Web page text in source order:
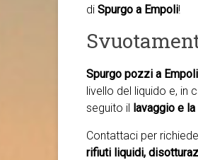
di Spurgo a Empoli!
Spurgo pozzi a
livello del liquido e, in
seguito il lavaggio e
Contattaci per
rifiuti liquidi,